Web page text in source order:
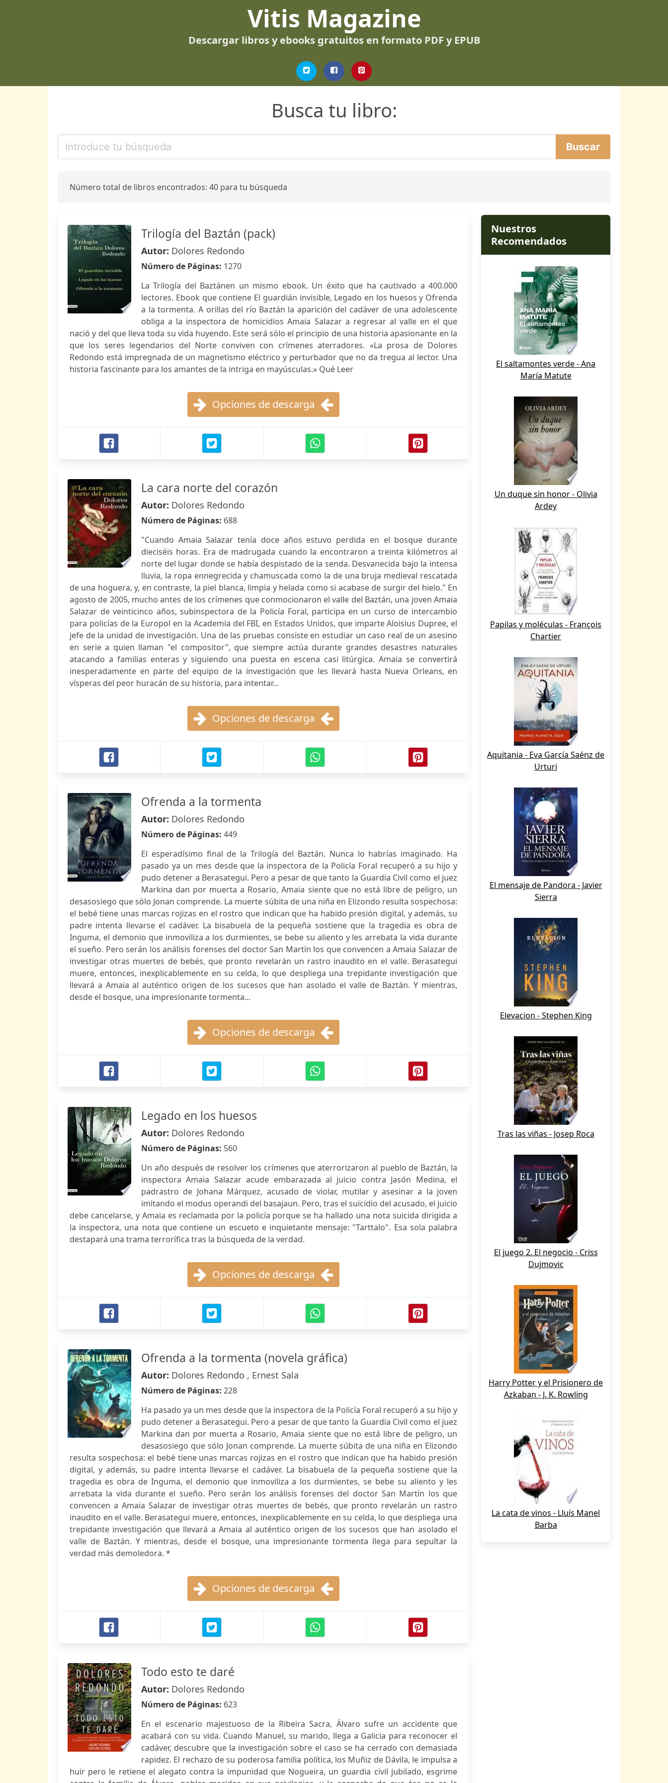
Vitis Magazine
Descargar libros y ebooks gratuitos en formato PDF y EPUB
Busca tu libro:
Número total de libros encontrados: 40 para tu búsqueda
Trilogía del Baztán (pack)
Autor: Dolores Redondo
Número de Páginas: 1270
La Trilogía del Baztánen un mismo ebook. Un éxito que ha cautivado a 400.000
lectores. Ebook que contiene El guardián invisible, Legado en los huesos y Ofrenda
a la tormenta. A orillas del río Baztán la aparición del cadáver de una adolescente
obliga a la inspectora de homicidios Amaia Salazar a regresar al valle en el que
nació y del que lleva toda su vida huyendo. Este será sólo el principio de una historia apasionante en la
que los seres legendarios del Norte conviven con crímenes aterradores. «La prosa de Dolores
Redondo está impregnada de un magnetismo eléctrico y perturbador que no da tregua al lector. Una
historia fascinante para los amantes de la intriga en mayúsculas.» Qué Leer
Opciones de descarga
La cara norte del corazón
Autor: Dolores Redondo
Número de Páginas: 688
"Cuando Amaia Salazar tenía doce años estuvo perdida en el bosque durante
dieciséis horas. Era de madrugada cuando la encontraron a treinta kilómetros al
norte del lugar donde se había despistado de la senda. Desvanecida bajo la intensa
lluvia, la ropa ennegrecida y chamuscada como la de una bruja medieval rescatada
de una hoguera, y, en contraste, la piel blanca, limpia y helada como si acabase de surgir del hielo." En
agosto de 2005, mucho antes de los crímenes que conmocionaron el valle del Baztán, una joven Amaia
Salazar de veinticinco años, subinspectora de la Policía Foral, participa en un curso de intercambio
para policías de la Europol en la Academia del FBI, en Estados Unidos, que imparte Aloisius Dupree, el
jefe de la unidad de investigación. Una de las pruebas consiste en estudiar un caso real de un asesino
en serie a quien llaman "el compositor", que siempre actúa durante grandes desastres naturales
atacando a familias enteras y siguiendo una puesta en escena casi litúrgica. Amaia se convertirá
inesperadamente en parte del equipo de la investigación que les llevará hasta Nueva Orleans, en
vísperas del peor huracán de su historia, para intentar...
Opciones de descarga
Ofrenda a la tormenta
Autor: Dolores Redondo
Número de Páginas: 449
El esperadísimo final de la Trilogía del Baztán. Nunca lo habrías imaginado. Ha
pasado ya un mes desde que la inspectora de la Policía Foral recuperó a su hijo y
pudo detener a Berasategui. Pero a pesar de que tanto la Guardia Civil como el juez
Markina dan por muerta a Rosario, Amaia siente que no está libre de peligro, un
desasosiego que sólo Jonan comprende. La muerte súbita de una niña en Elizondo resulta sospechosa:
el bebé tiene unas marcas rojizas en el rostro que indican que ha habido presión digital, y además, su
padre intenta llevarse el cadáver. La bisabuela de la pequeña sostiene que la tragedia es obra de
Inguma, el demonio que inmoviliza a los durmientes, se bebe su aliento y les arrebata la vida durante
el sueño. Pero serán los análisis forenses del doctor San Martín los que convencen a Amaia Salazar de
investigar otras muertes de bebés, que pronto revelarán un rastro inaudito en el valle. Berasategui
muere, entonces, inexplicablemente en su celda, lo que despliega una trepidante investigación que
llevará a Amaia al auténtico origen de los sucesos que han asolado el valle de Baztán. Y mientras,
desde el bosque, una impresionante tormenta...
Opciones de descarga
Legado en los huesos
Autor: Dolores Redondo
Número de Páginas: 560
Un año después de resolver los crímenes que aterrorizaron al pueblo de Baztán, la
inspectora Amaia Salazar acude embarazada al juicio contra Jasón Medina, el
padrastro de Johana Márquez, acusado de violar, mutilar y asesinar a la joven
imitando el modus operandi del basajaun. Pero, tras el suicidio del acusado, el juicio
debe cancelarse, y Amaia es reclamada por la policía porque se ha hallado una nota suicida dirigida a
la inspectora, una nota que contiene un escueto e inquietante mensaje: "Tarttalo". Esa sola palabra
destapará una trama terrorífica tras la búsqueda de la verdad.
Opciones de descarga
Ofrenda a la tormenta (novela gráfica)
Autor: Dolores Redondo , Ernest Sala
Número de Páginas: 228
Ha pasado ya un mes desde que la inspectora de la Policía Foral recuperó a su hijo y
pudo detener a Berasategui. Pero a pesar de que tanto la Guardia Civil como el juez
Markina dan por muerta a Rosario, Amaia siente que no está libre de peligro, un
desasosiego que sólo Jonan comprende. La muerte súbita de una niña en Elizondo
resulta sospechosa: el bebé tiene unas marcas rojizas en el rostro que indican que ha habido presión
digital, y además, su padre intenta llevarse el cadáver. La bisabuela de la pequeña sostiene que la
tragedia es obra de Inguma, el demonio que inmoviliza a los durmientes, se bebe su aliento y les
arrebata la vida durante el sueño. Pero serán los análisis forenses del doctor San Martín los que
convencen a Amaia Salazar de investigar otras muertes de bebés, que pronto revelarán un rastro
inaudito en el valle. Berasategui muere, entonces, inexplicablemente en su celda, lo que despliega una
trepidante investigación que llevará a Amaia al auténtico origen de los sucesos que han asolado el
valle de Baztán. Y mientras, desde el bosque, una impresionante tormenta llega para sepultar la
verdad más demoledora. *
Opciones de descarga
Todo esto te daré
Autor: Dolores Redondo
Número de Páginas: 623
En el escenario majestuoso de la Ribeira Sacra, Álvaro sufre un accidente que
acabará con su vida. Cuando Manuel, su marido, llega a Galicia para reconocer el
cadáver, descubre que la investigación sobre el caso se ha cerrado con demasiada
rapidez. El rechazo de su poderosa familia política, los Muñiz de Dávila, le impulsa a
huir pero le retiene el alegato contra la impunidad que Nogueira, un guardia civil jubilado, esgrime
Nuestros
Recomendados
El saltamontes verde - Ana
María Matute
Un duque sin honor - Olivia
Ardey
Papilas y moléculas - François
Chartier
Aquitania - Eva García Saénz de
Urturi
El mensaje de Pandora - Javier
Sierra
Elevacion - Stephen King
Tras las viñas - Josep Roca
El juego 2. El negocio - Criss
Dujmovic
Harry Potter y el Prisionero de
Azkaban - J. K. Rowling
La cata de vinos - Lluís Manel
Barba